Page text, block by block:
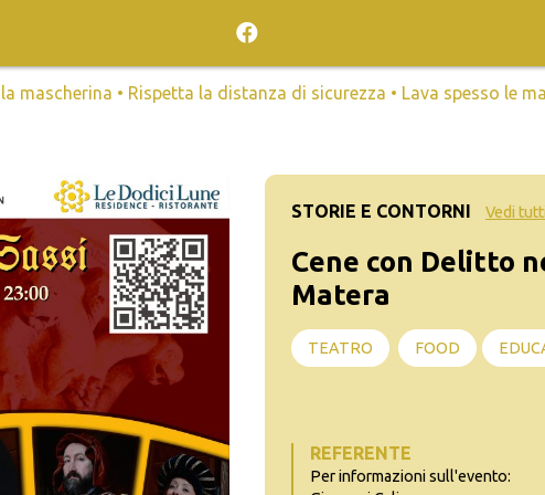
la mascherina • Rispetta la distanza di sicurezza • Lava spesso le
STORIE E CONTORNI Vedi
Cene con Delitto
Matera
TEATRO FOOD
REFERENTE
Per informazioni sull'evento: